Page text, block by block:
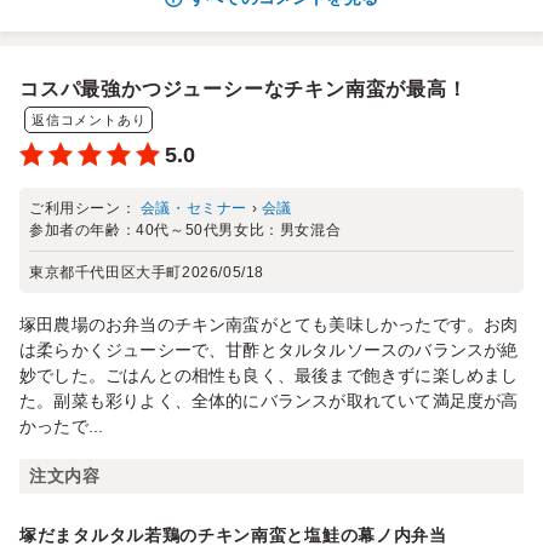
コスパ最強かつジューシーなチキン南蛮が最高！
返信コメントあり
5.0
ご利用シーン： 会議・セミナー › 会議
参加者の年齢：40代～50代男女比： 男女混合
東京都千代田区大手町2026/05/18
塚田農場のお弁当のチキン南蛮がとても美味しかったです。お肉
は柔らかくジューシーで、甘酢とタルタルソースのバランスが絶
妙でした。ごはんとの相性も良く、最後まで飽きずに楽しめまし
た。副菜も彩りよく、全体的にバランスが取れていて満足度が高
かったで...
注文内容
塚だまタルタル若鶏のチキン南蛮と塩鮭の幕ノ内弁当